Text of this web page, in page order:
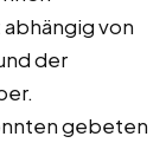
von
der
gebeten